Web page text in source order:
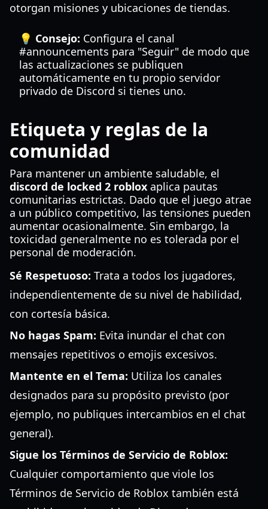
otorgan misiones y ubicaciones de tiendas.
💡 Consejo: Configura el canal
#announcements para "Seguir" de modo que
las actualizaciones se publiquen
automáticamente en tu propio servidor
privado de Discord si tienes uno.
Etiqueta y reglas de la
comunidad
Para mantener un ambiente saludable, el
discord de locked 2 roblox aplica pautas
comunitarias estrictas. Dado que el juego atrae
a un público competitivo, las tensiones pueden
aumentar ocasionalmente. Sin embargo, la
toxicidad generalmente no es tolerada por el
personal de moderación.
Sé Respetuoso: Trata a todos los jugadores,
independientemente de su nivel de habilidad,
con cortesía básica.
No hagas Spam: Evita inundar el chat con
mensajes repetitivos o emojis excesivos.
Mantente en el Tema: Utiliza los canales
designados para su propósito previsto (por
ejemplo, no publiques intercambios en el chat
general).
Sigue los Términos de Servicio de Roblox:
Cualquier comportamiento que viole los
Términos de Servicio de Roblox también está